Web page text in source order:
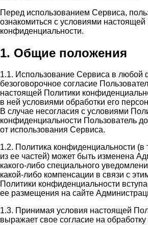
Перед использованием Сервиса,
ознакомиться с условиями настоящей
конфиденциальности.
1. Общие положения
1.1. Использование Сервиса в любой
безоговорочное согласие
настоящей Политики
в ней условиями обработки его
В случае несогласия с условиями
конфиденциальности Пользователь
от использования Сервиса.
1.2. Политика конфиденциальности (в
из ее частей) может быть изменена
какого-либо специального
какой-либо компенсации в связи с
Политики конфиденциальности
ее размещения на сайте
1.3. Принимая условия настоящей
выражает свое согласие на